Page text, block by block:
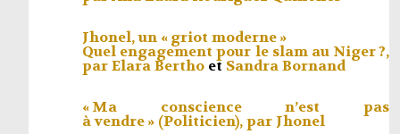
Jhonel, un « griot moderne »
Quel engagement pour le slam au Niger ?,
parElara Berthoet Sandra Bornand
« Ma conscience n’est pas
à vendre » (Politicien), par Jhonel